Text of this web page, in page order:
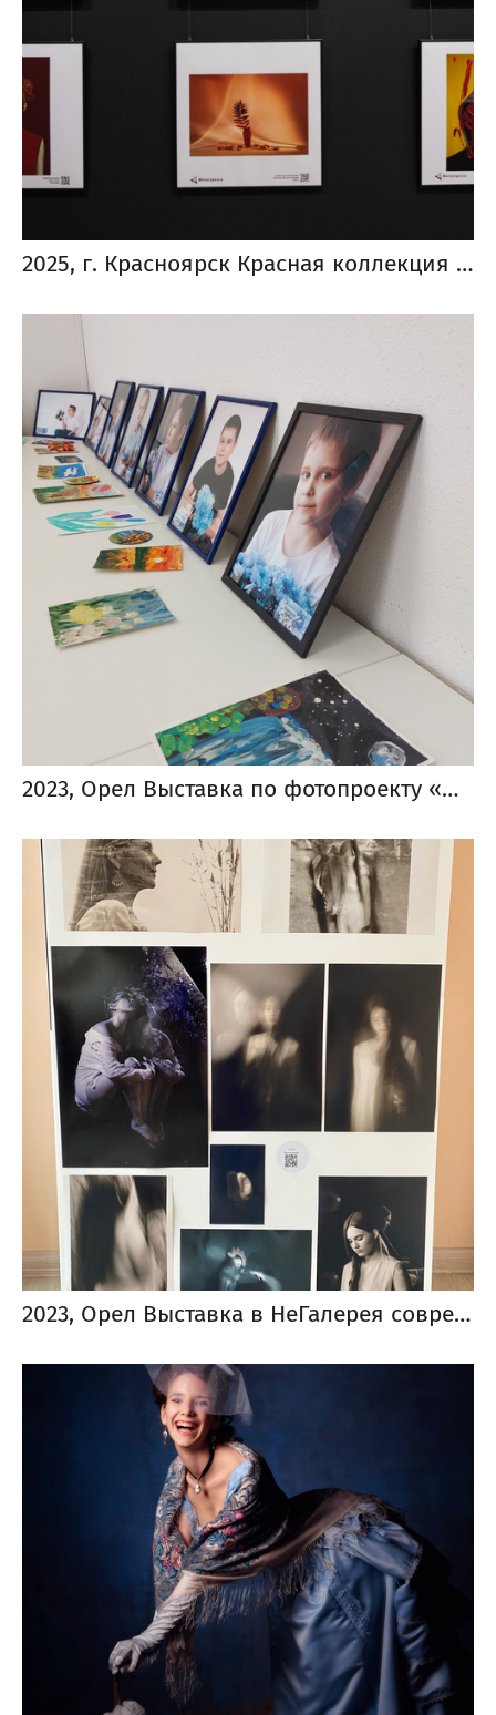
2025, г. Красноярск Красная коллекция от «Фотострелка Special»
2023, Орел Выставка по фотопроекту «Особенные цветы», которая проходила в стенах Семейного МФЦ
2023, Орел Выставка в НеГалерея современного искусства